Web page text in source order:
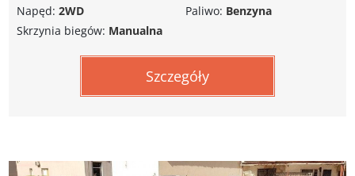
Napęd: 2WD
Paliwo: Benzyna
Skrzynia biegów: Manualna
Szczegóły